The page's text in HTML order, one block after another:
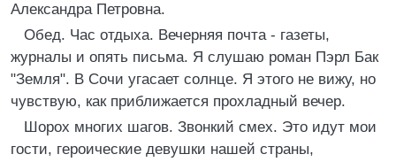
Александра Петровна.
Обед. Час отдыха. Вечерняя почта - газеты,
журналы и опять письма. Я слушаю роман Пэрл Бак
"Земля". В Сочи угасает солнце. Я этого не вижу, но
чувствую, как приближается прохладный вечер.
Шорох многих шагов. Звонкий смех. Это идут мои
гости, героические девушки нашей страны,